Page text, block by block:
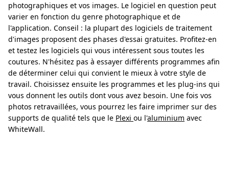
photographiques et vos images. Le logiciel en question peut
varier en fonction du genre photographique et de
l'application. Conseil : la plupart des logiciels de traitement
d'images proposent des phases d'essai gratuites. Profitez-en
et testez les logiciels qui vous intéressent sous toutes les
coutures. N'hésitez pas à essayer différents programmes afin
de déterminer celui qui convient le mieux à votre style de
travail. Choisissez ensuite les programmes et les plug-ins qui
vous donnent les outils dont vous avez besoin. Une fois vos
photos retravaillées, vous pourrez les faire imprimer sur des
supports de qualité tels que le Plexi ou l'aluminium avec
WhiteWall.